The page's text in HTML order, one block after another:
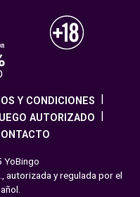
Y CONDICIONES
AUTORIZADO
autorizada y regulada por el